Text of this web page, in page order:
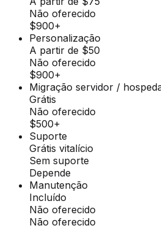
Não oferecido
$900+
Personalização
A partir de $50
Não oferecido
$900+
Migração servidor /
Grátis
Não oferecido
$500+
Suporte
Grátis vitalício
Sem suporte
Depende
Manutenção
Incluído
Não oferecido
Não oferecido